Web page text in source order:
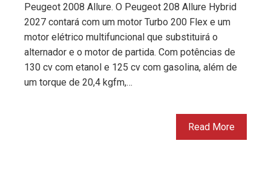
Peugeot 2008 Allure. O Peugeot 208 Allure Hybrid
2027 contará com um motor Turbo 200 Flex e um
motor elétrico multifuncional que substituirá o
alternador e o motor de partida. Com potências de
130 cv com etanol e 125 cv com gasolina, além de
um torque de 20,4 kgfm,…
Read More